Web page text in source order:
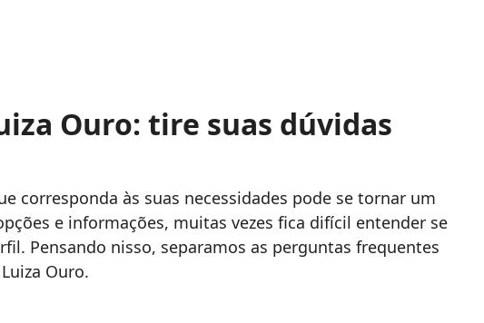
Ouro: tire suas dúvidas
corresponda às suas necessidades pode se tornar um
e informações, muitas vezes fica difícil entender se
Pensando nisso, separamos as perguntas frequentes
Ouro.